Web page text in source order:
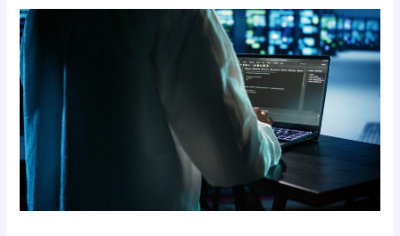
ANPD
emite
recomendações
para
adequação
da
prática
de
coleta